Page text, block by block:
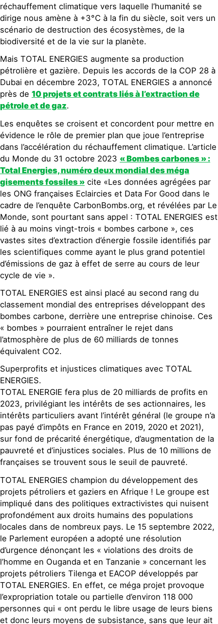
réchauffement climatique vers laquelle l’humanité se
dirige nous amène à +3°C à la fin du siècle, soit vers un
scénario de destruction des écosystèmes, de la
biodiversité et de la vie sur la planète.
Mais TOTAL ENERGIES augmente sa production
pétrolière et gazière. Depuis les accords de la COP 28 à
Dubai en décembre 2023, TOTAL ENERGIES a annoncé
près de 10 projets et contrats liés à l’extraction de
pétrole et de gaz.
Les enquêtes se croisent et concordent pour mettre en
évidence le rôle de premier plan que joue l’entreprise
dans l’accélération du réchauffement climatique. L’article
du Monde du 31 octobre 2023 « Bombes carbones » :
Total Energies, numéro deux mondial des méga
gisements fossiles » cite «Les données agrégées par
les ONG françaises Eclaircies et Data For Good dans le
cadre de l’enquête CarbonBombs.org, et révélées par Le
Monde, sont pourtant sans appel : TOTAL ENERGIES est
lié à au moins vingt-trois « bombes carbone », ces
vastes sites d’extraction d’énergie fossile identifiés par
les scientifiques comme ayant le plus grand potentiel
d’émissions de gaz à effet de serre au cours de leur
cycle de vie ».
TOTAL ENERGIES est ainsi placé au second rang du
classement mondial des entreprises développant des
bombes carbone, derrière une entreprise chinoise. Ces
« bombes » pourraient entraîner le rejet dans
l’atmosphère de plus de 60 milliards de tonnes
équivalent CO2.
Superprofits et injustices climatiques avec TOTAL
ENERGIES.
TOTAL ENERGIE fera plus de 20 milliards de profits en
2023, privilégiant les intérêts de ses actionnaires, les
intérêts particuliers avant l’intérêt général (le groupe n’a
pas payé d’impôts en France en 2019, 2020 et 2021),
sur fond de précarité énergétique, d’augmentation de la
pauvreté et d’injustices sociales. Plus de 10 millions de
françaises se trouvent sous le seuil de pauvreté.
TOTAL ENERGIES champion du développement des
projets pétroliers et gaziers en Afrique ! Le groupe est
impliqué dans des politiques extractivistes qui nuisent
profondément aux droits humains des populations
locales dans de nombreux pays. Le 15 septembre 2022,
le Parlement européen a adopté une résolution
d’urgence dénonçant les « violations des droits de
l’homme en Ouganda et en Tanzanie » concernant les
projets pétroliers Tilenga et EACOP développés par
TOTAL ENERGIES. En effet, ce méga projet provoque
l’expropriation totale ou partielle d’environ 118 000
personnes qui « ont perdu le libre usage de leurs biens
et donc leurs moyens de subsistance, sans que leur ait